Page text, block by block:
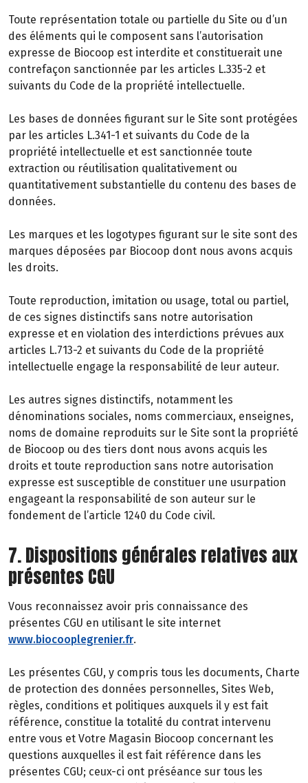
Toute représentation totale ou partielle du Site ou d’un
des éléments qui le composent sans l’autorisation
expresse de Biocoop est interdite et constituerait une
contrefaçon sanctionnée par les articles L.335-2 et
suivants du Code de la propriété intellectuelle.
Les bases de données figurant sur le Site sont protégées
par les articles L.341-1 et suivants du Code de la
propriété intellectuelle et est sanctionnée toute
extraction ou réutilisation qualitativement ou
quantitativement substantielle du contenu des bases de
données.
Les marques et les logotypes figurant sur le site sont des
marques déposées par Biocoop dont nous avons acquis
les droits.
Toute reproduction, imitation ou usage, total ou partiel,
de ces signes distinctifs sans notre autorisation
expresse et en violation des interdictions prévues aux
articles L.713-2 et suivants du Code de la propriété
intellectuelle engage la responsabilité de leur auteur.
Les autres signes distinctifs, notamment les
dénominations sociales, noms commerciaux, enseignes,
noms de domaine reproduits sur le Site sont la propriété
de Biocoop ou des tiers dont nous avons acquis les
droits et toute reproduction sans notre autorisation
expresse est susceptible de constituer une usurpation
engageant la responsabilité de son auteur sur le
fondement de l’article 1240 du Code civil.
7. Dispositions générales relatives aux
présentes CGU
Vous reconnaissez avoir pris connaissance des
présentes CGU en utilisant le site internet
www.biocooplegrenier.fr.
Les présentes CGU, y compris tous les documents, Charte
de protection des données personnelles, Sites Web,
règles, conditions et politiques auxquels il y est fait
référence, constitue la totalité du contrat intervenu
entre vous et Votre Magasin Biocoop concernant les
questions auxquelles il est fait référence dans les
présentes CGU; ceux-ci ont préséance sur tous les